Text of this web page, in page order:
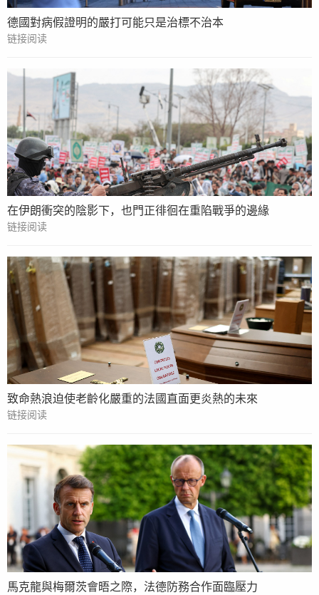
德國對病假證明的嚴打可能只是治標不治本
链接阅读
在伊朗衝突的陰影下，也門正徘徊在重陷戰爭的邊緣
链接阅读
致命熱浪迫使老齡化嚴重的法國直面更炎熱的未來
链接阅读
馬克龍與梅爾茨會晤之際，法德防務合作面臨壓力